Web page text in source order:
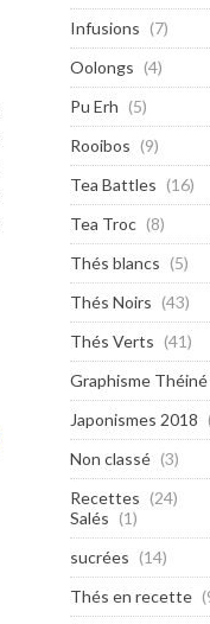
Infusions (7)
Oolongs (4)
Pu Erh (5)
Rooibos (9)
Tea Battles (16)
Tea Troc (8)
Thés blancs (5)
Thés Noirs (43)
Thés Verts (41)
Graphisme Théiné
Japonismes 2018
Non classé (3)
Recettes (24)
Salés (1)
sucrées (14)
Thés en recette